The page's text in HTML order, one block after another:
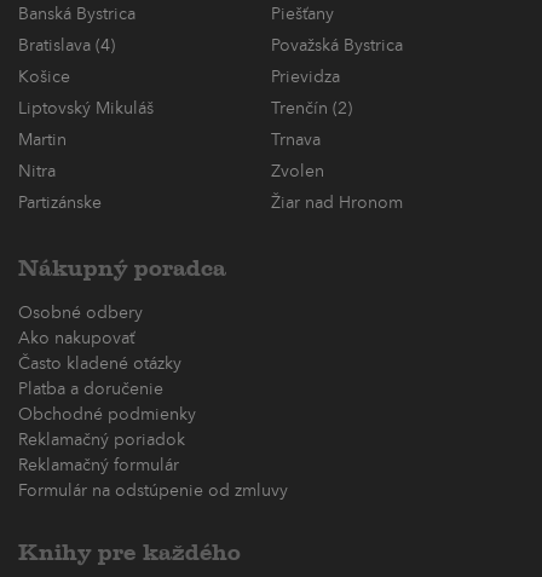
Banská Bystrica
Piešťany
Bratislava (4)
Považská Bystrica
Košice
Prievidza
Liptovský Mikuláš
Trenčín (2)
Martin
Trnava
Nitra
Zvolen
Partizánske
Žiar nad Hronom
Nákupný poradca
Osobné odbery
Ako nakupovať
Často kladené otázky
Platba a doručenie
Obchodné podmienky
Reklamačný poriadok
Reklamačný formulár
Formulár na odstúpenie od zmluvy
Knihy pre každého